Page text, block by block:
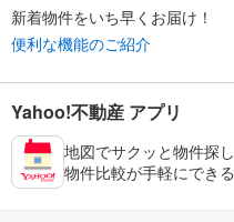
新着物件をいち早くお届け！
便利な機能のご紹介
Yahoo!不動産 アプリ
地図でサクッと物件探し
物件比較が手軽にできる